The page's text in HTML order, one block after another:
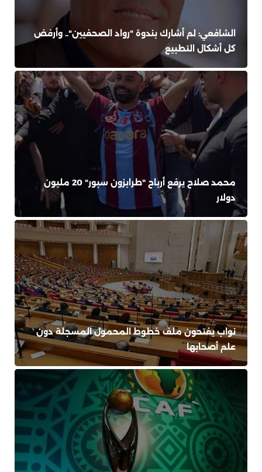
الشافعي: لم أشارك بندوة "رواد الصحفيين".. وأرفض
كل أشكال التطبيع
محمد صلاح يرفع أرباح "طرابزون سبور" 20 مليون
دولار
نواب يفتحون ملف خطوط المحمول المسجلة دون
علم أصحابها